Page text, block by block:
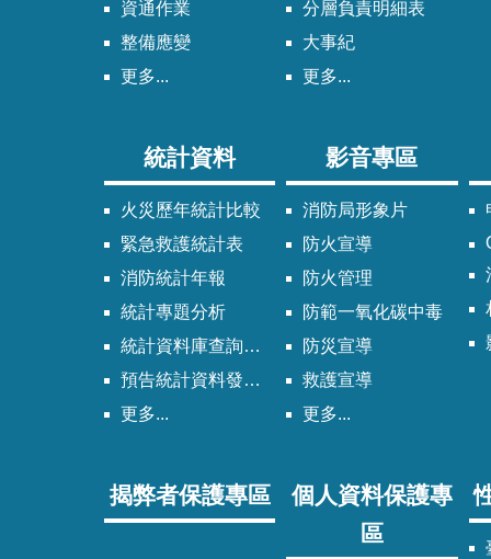
資通作業
整備應變
更多...
分層負責明細表
大事紀
更多...
統計資料
火災歷年統計比較
緊急救護統計表
消防統計年報
統計專題分析
統計資料庫查詢系統
預告統計資料發布時間表
更多...
影音專區
消防局形象片
防火宣導
防火管理
防範一氧化碳中毒
防災宣導
救護宣導
更多...
揭弊者保護專區
個人資料保護專
區